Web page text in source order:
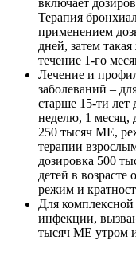
Терапия
применением
дней, затем
течение 1-го
Лечение и
заболеваний –
старше 15-ти лет
неделю, 1 месяц,
250 тысяч МЕ,
терапии
дозировка 500
детей в
режим и
Для комплексной
инфекции,
тысяч МЕ утром